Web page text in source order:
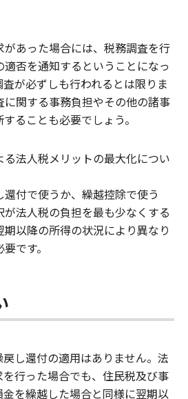
があった場合には、税務調査を行
適否を通知するということになっ
が必ずしも行われるとは限りま
に関する事務負担やその他の諸事
ることも必要でしょう。
法人税メリットの最大化につい
付で使うか、繰越控除で使う
法人税の負担を最も少なくする
以降の所得の状況により異なり
です。
し還付の適用はありません。法
行った場合でも、住民税及び事
を繰越した場合と同様に翌期以